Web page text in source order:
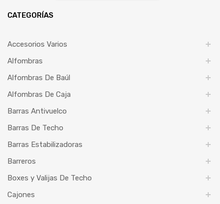
CATEGORÍAS
Accesorios Varios
Alfombras
Alfombras De Baúl
Alfombras De Caja
Barras Antivuelco
Barras De Techo
Barras Estabilizadoras
Barreros
Boxes y Valijas De Techo
Cajones